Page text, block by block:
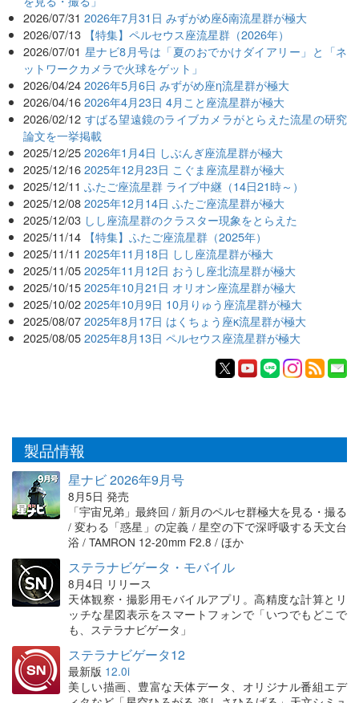
2026/07/31 2026年7月31日 みずがめ座δ南流星群が極大
2026/07/13 【特集】ペルセウス座流星群（2026年）
2026/07/01 星ナビ8月号は「夏のおでかけダイアリー」と「ネ
ットワークカメラで火球をゲット」
2026/04/24 2026年5月6日 みずがめ座η流星群が極大
2026/04/16 2026年4月23日 4月こと座流星群が極大
2026/02/12 すばる望遠鏡のライブカメラがとらえた流星の研究
論文を一挙掲載
2025/12/25 2026年1月4日 しぶんぎ座流星群が極大
2025/12/16 2025年12月23日 こぐま座流星群が極大
2025/12/11 ふたご座流星群 ライブ中継（14日21時～）
2025/12/08 2025年12月14日 ふたご座流星群が極大
2025/12/03 しし座流星群のクラスター現象をとらえた
2025/11/14 【特集】ふたご座流星群（2025年）
2025/11/11 2025年11月18日 しし座流星群が極大
2025/11/05 2025年11月12日 おうし座北流星群が極大
2025/10/15 2025年10月21日 オリオン座流星群が極大
2025/10/02 2025年10月9日 10月りゅう座流星群が極大
2025/08/07 2025年8月17日 はくちょう座κ流星群が極大
2025/08/05 2025年8月13日 ペルセウス座流星群が極大
製品情報
星ナビ 2026年9月号
8月5日 発売
「宇宙兄弟」最終回 / 新月のペルセ群極大を見る・撮る
/ 変わる「惑星」の定義 / 星空の下で深呼吸する天文台
浴 / TAMRON 12-20mm F2.8 / ほか
ステラナビゲータ・モバイル
8月4日 リリース
天体観察・撮影用モバイルアプリ。高精度な計算とリ
ッチな星図表示をスマートフォンで「いつでもどこで
も、ステラナビゲータ」
ステラナビゲータ12
最新版 12.0i
美しい描画、豊富な天体データ、オリジナル番組エデ